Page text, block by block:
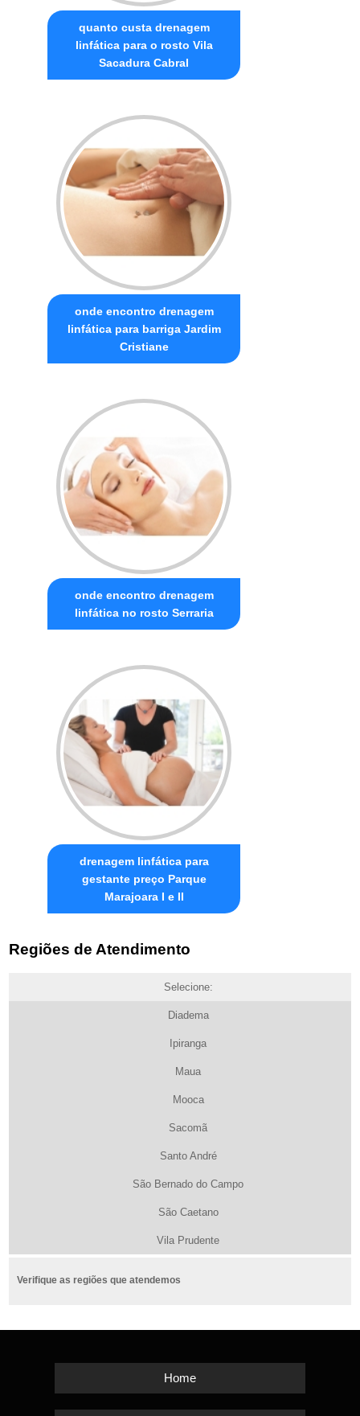
quanto custa drenagem
linfática para o rosto Vila
Sacadura Cabral
onde encontro drenagem
linfática para barriga Jardim
Cristiane
onde encontro drenagem
linfática no rosto Serraria
drenagem linfática para
gestante preço Parque
Marajoara I e II
Regiões de Atendimento
Selecione:
Diadema
Ipiranga
Maua
Mooca
Sacomã
Santo André
São Bernado do Campo
São Caetano
Vila Prudente
Verifique as regiões que atendemos
Home